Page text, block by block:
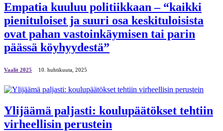
Empatia kuuluu politiikkaan – “kaikki
pienituloiset ja suuri osa keskituloisista
ovat pahan vastoinkäymisen tai parin
päässä köyhyydestä”
Vaalit 2025 10. huhtikuuta, 2025
Ylijäämä paljasti: koulupäätökset tehtiin
virheellisin perustein